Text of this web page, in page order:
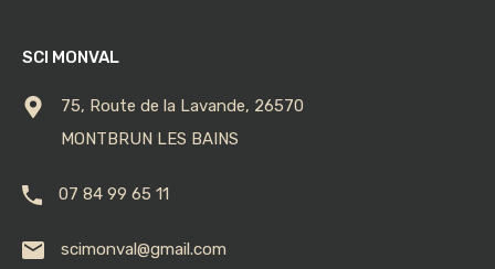
SCI MONVAL
75, Route de la Lavande, 26570
MONTBRUN LES BAINS
07 84 99 65 11
scimonval@gmail.com